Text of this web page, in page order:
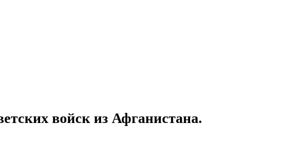
войск из Афганистана.